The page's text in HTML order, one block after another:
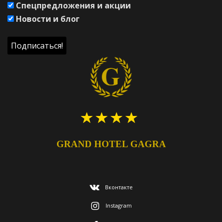
Спецпредложения и акции
Новости и блог
GRAND HOTEL GAGRA
Вконтакте
Instagram